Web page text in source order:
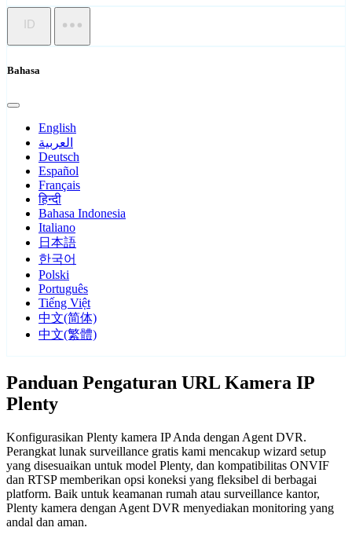
ID
Bahasa
English
العربية
Deutsch
Español
Français
हिन्दी
Bahasa Indonesia
Italiano
日本語
한국어
Polski
Português
Tiếng Việt
中文(简体)
中文(繁體)
Panduan Pengaturan URL Kamera IP
Plenty
Konfigurasikan Plenty kamera IP Anda dengan Agent DVR.
Perangkat lunak surveillance gratis kami mencakup wizard setup
yang disesuaikan untuk model Plenty, dan kompatibilitas ONVIF
dan RTSP memberikan opsi koneksi yang fleksibel di berbagai
platform. Baik untuk keamanan rumah atau surveillance kantor,
Plenty kamera dengan Agent DVR menyediakan monitoring yang
andal dan aman.